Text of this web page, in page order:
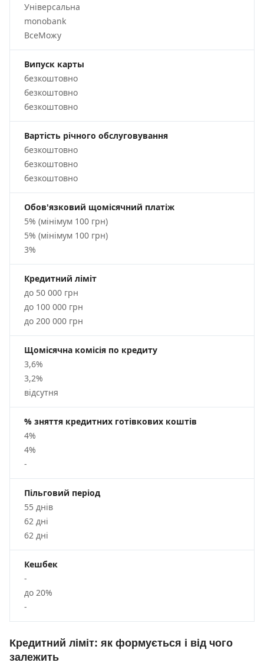
Універсальна
monobank
ВсеМожу
Випуск карты
безкоштовно
безкоштовно
безкоштовно
Вартість річного обслуговування
безкоштовно
безкоштовно
безкоштовно
Обов'язковий щомісячний платіж
5% (мінімум 100 грн)
5% (мінімум 100 грн)
3%
Кредитний ліміт
до 50 000 грн
до 100 000 грн
до 200 000 грн
Щомісячна комісія по кредиту
3,6%
3,2%
відсутня
% зняття кредитних готівкових коштів
4%
4%
-
Пільговий період
55 днів
62 дні
62 дні
Кешбек
-
до 20%
-
Кредитний ліміт: як формується і від чого
залежить